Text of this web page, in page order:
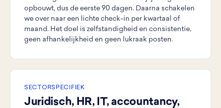
opbouwt, dus de eerste 90 dagen. Daarna schakelen
we over naar een lichte check-in per kwartaal of
maand. Het doel is zelfstandigheid en consistentie,
geen afhankelijkheid en geen lukraak posten.
SECTORSPECIFIEK
Juridisch, HR, IT, accountancy,